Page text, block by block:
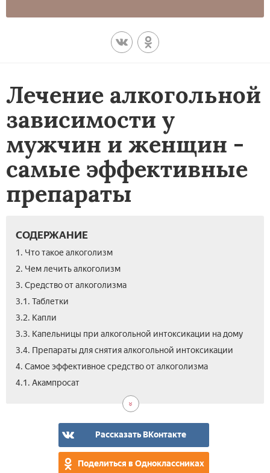
Лечение алкогольной
зависимости у
мужчин и женщин -
самые эффективные
препараты
СОДЕРЖАНИЕ
1. Что такое алкоголизм
2. Чем лечить алкоголизм
3. Средство от алкоголизма
3.1. Таблетки
3.2. Капли
3.3. Капельницы при алкогольной интоксикации на дому
3.4. Препараты для снятия алкогольной интоксикации
4. Самое эффективное средство от алкоголизма
4.1. Акампросат
Рассказать ВКонтакте
Поделиться в Одноклассниках